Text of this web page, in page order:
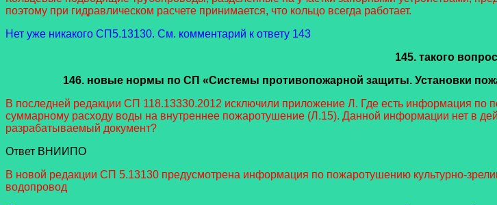
поэтому при гидравлическом расчете принимается, что кольцо всегда работает.
Нет уже никакого СП5.13130. См. комментарий к ответу 143
145. такого
146. новые нормы по СП «Системы противопожарной защиты. Установки
В последней редакции СП 118.13330.2012 исключили приложение Л. Где есть информация по
суммарному расходу воды на внутреннее пожаротушение (Л.15). Данной информации нет в
разрабатываемый документ?
Ответ ВНИИПО
В новой редакции СП 5.13130 предусмотрена информация по пожаротушению культурно-
водопровод